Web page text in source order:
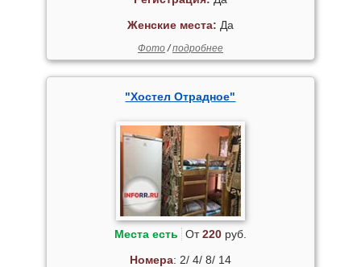
Женские места: Да
Фото/подробнее
"Хостел Отрадное"
Места есть От220руб.
Номера: 2/ 4/ 8/ 14